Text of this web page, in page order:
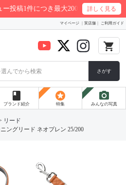
につき最大200ptプレゼント詳しく見る
マイページ 実店舗 ご利用ガイド
local_grocery_store
さがす
book
ブランド紹介
stars
特集
photo_camera
みんなの写真
リード
ングリード ネオプレン 25/200